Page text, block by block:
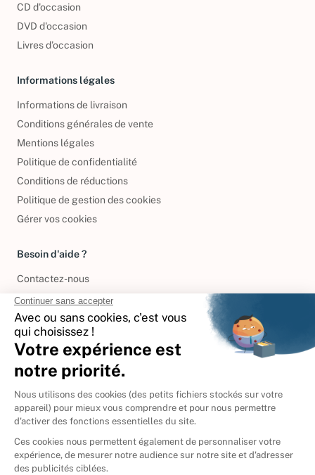
CD d'occasion
DVD d'occasion
Livres d’occasion
Informations légales
Informations de livraison
Conditions générales de vente
Mentions légales
Politique de confidentialité
Conditions de réductions
Politique de gestion des cookies
Gérer vos cookies
Besoin d'aide ?
Contactez-nous
International
🇪🇸Espagne
🇮🇹Italie
Donner vos livres